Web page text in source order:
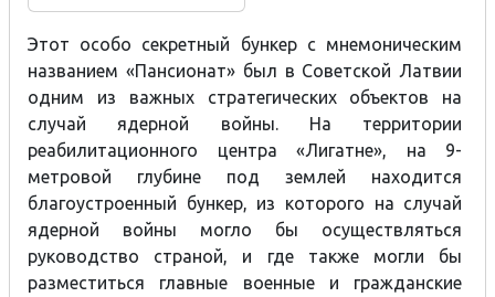
Этот особо секретный бункер с мнемоническим
названием «Пансионат» был в Советской Латвии
одним из важных стратегических объектов на
случай ядерной войны. На территории
реабилитационного центра «Лигатне», на 9-
метровой глубине под землей находится
благоустроенный бункер, из которого на случай
ядерной войны могло бы осуществляться
руководство страной, и где также могли бы
разместиться главные военные и гражданские